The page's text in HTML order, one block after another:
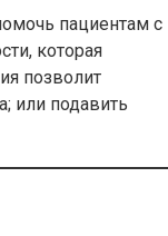
пациентам с
которая
позволит
или подавить